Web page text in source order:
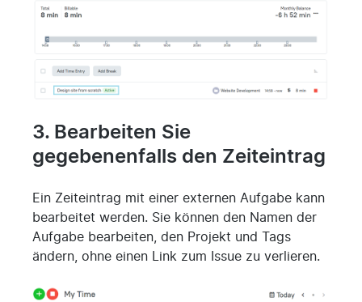
3. Bearbeiten Sie
gegebenenfalls den Zeiteintrag
Ein Zeiteintrag mit einer externen Aufgabe kann
bearbeitet werden. Sie können den Namen der
Aufgabe bearbeiten, den Projekt und Tags
ändern, ohne einen Link zum Issue zu verlieren.